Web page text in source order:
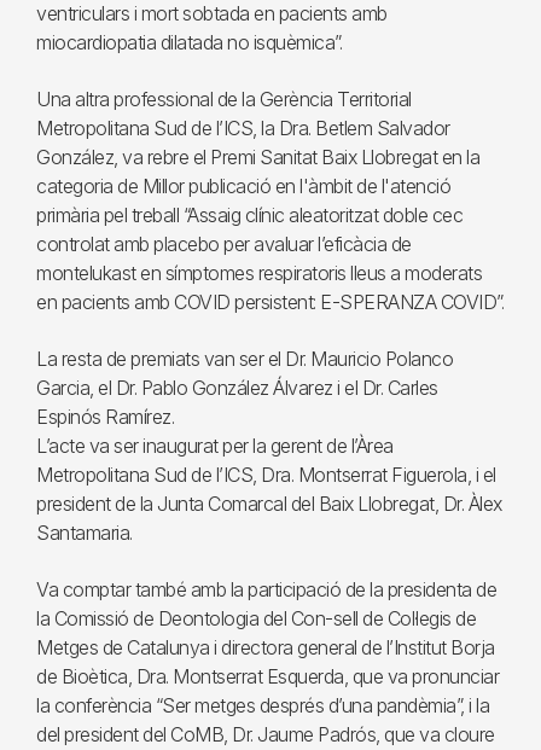
ventriculars i mort sobtada en pacients amb
miocardiopatia dilatada no isquèmica”.
Una altra professional de la Gerència Territorial
Metropolitana Sud de l’ICS, la Dra. Betlem Salvador
González, va rebre el Premi Sanitat Baix Llobregat en la
categoria de Millor publicació en l'àmbit de l'atenció
primària pel treball “Assaig clínic aleatoritzat doble cec
controlat amb placebo per avaluar l’eficàcia de
montelukast en símptomes respiratoris lleus a moderats
en pacients amb COVID persistent: E-SPERANZA COVID”.
La resta de premiats van ser el Dr. Mauricio Polanco
Garcia, el Dr. Pablo González Álvarez i el Dr. Carles
Espinós Ramírez.
L’acte va ser inaugurat per la gerent de l’Àrea
Metropolitana Sud de l’ICS, Dra. Montserrat Figuerola, i el
president de la Junta Comarcal del Baix Llobregat, Dr. Àlex
Santamaria.
Va comptar també amb la participació de la presidenta de
la Comissió de Deontologia del Con-sell de Col·legis de
Metges de Catalunya i directora general de l’Institut Borja
de Bioètica, Dra. Montserrat Esquerda, que va pronunciar
la conferència “Ser metges després d’una pandèmia”, i la
del president del CoMB, Dr. Jaume Padrós, que va cloure